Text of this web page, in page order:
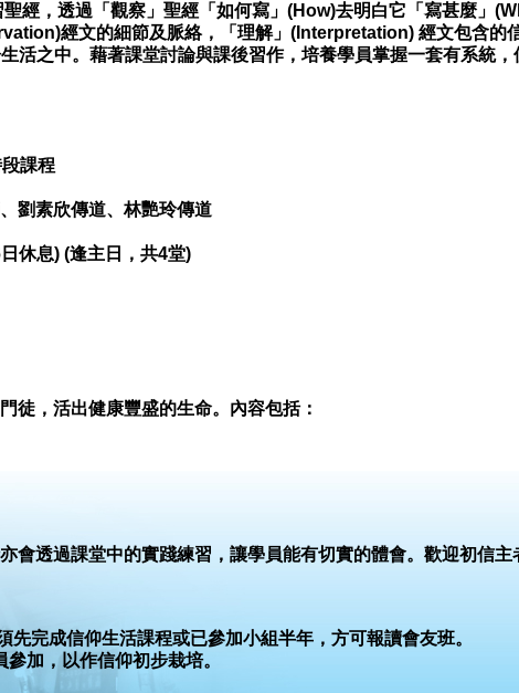
經，透過「觀察」聖經「如何寫」(How)去明白它「寫甚麼」
經文的細節及脈絡，「理解」(Interpretation) 經文包含的
活之中。藉著課堂討論與課後習作，培養學員掌握一套有系統，
段課程
劉素欣傳道、林艷玲傳道
休息) (逢主日，共4堂)
徒，活出健康豐盛的生命。內容包括：
會透過課堂中的實踐練習，讓學員能有切實的體會。歡迎初信主
先完成信仰生活課程或已參加小組半年，方可報讀會友班。
加，以作信仰初步栽培。